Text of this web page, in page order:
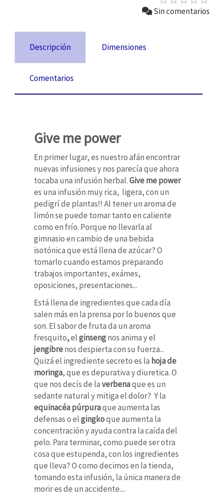
Sin comentarios
Descripción Dimensiones
Comentarios
Give me power
En primer lugar, es nuestro afán encontrar
nuevas infusiones y nos parecía que ahora
tocaba una infusión herbal.Give me power
es una infusión muy rica, ligera, con un
pedigrí de plantas!! Al tener un aroma de
limón se puede tomar tanto en caliente
como en frío. Porque no llevarla al
gimnasio en cambio de una bebida
isotónica que está llena de azúcar? O
tomarlo cuando estamos preparando
trabajos importantes, exámes,
oposiciones, presentaciones...
Está llena de ingredientes que cada día
salen más en la prensa por lo buenos que
son. El sabor de fruta da un aroma
fresquito,elginsengnos anima y el
jengibrenos despierta con su fuerza...
Quizá el ingrediente secreto es la hoja de
moringa, que es depurativa y diuretica. O
que nos decís de laverbenaque es un
sedante natural y mitiga el dolor? Y la
equinacéa púrpuraque aumenta las
defensas o elgingkoque aumenta la
concentración y ayuda contra la caída del
pelo. Para terminar, como puede ser otra
cosa que estupenda, con los ingredientes
que lleva? O como decimos en la tienda,
tomando esta infusión, la única manera de
morir es de un accidente....